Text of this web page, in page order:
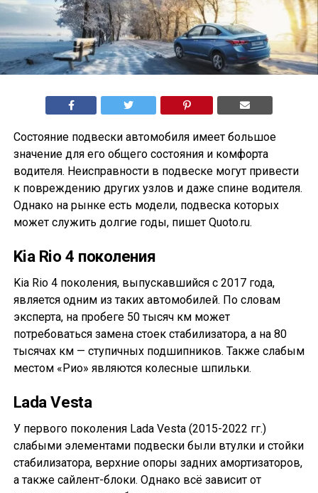
Состояние подвески автомобиля имеет большое
значение для его общего состояния и комфорта
водителя. Неисправности в подвеске могут привести
к повреждению других узлов и даже спине водителя.
Однако на рынке есть модели, подвеска которых
может служить долгие годы, пишет Quoto.ru.
Kia Rio 4 поколения
Kia Rio 4 поколения, выпускавшийся с 2017 года,
является одним из таких автомобилей. По словам
эксперта, на пробеге 50 тысяч км может
потребоваться замена стоек стабилизатора, а на 80
тысячах км — ступичных подшипников. Также слабым
местом «Рио» являются колесные шпильки.
Lada Vesta
У первого поколения Lada Vesta (2015-2022 гг.)
слабыми элементами подвески были втулки и стойки
стабилизатора, верхние опоры задних амортизаторов,
а также сайлент-блоки. Однако всё зависит от